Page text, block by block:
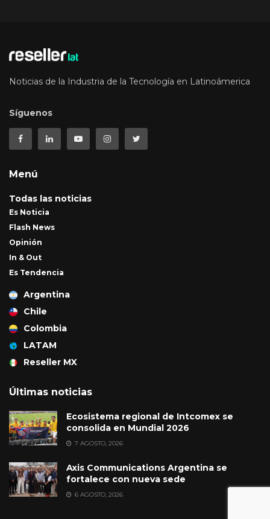
Noticias de la Industria de la Tecnología en Latinoámerica
Síguenos
Menú
Todas las noticias
Es Noticia
Flash News
Opinión
In & Out
Es Tendencia
Argentina
Chile
Colombia
LATAM
Reseller MX
Últimas noticias
Ecosistema regional de Intcomex se
consolida en Mundial 2026
7 AGOSTO, 2026
Axis Communications Argentina se
fortalece con nueva sede
6 AGOSTO, 2026